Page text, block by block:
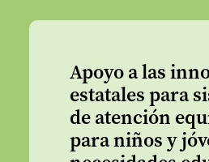
Apoyo a las
estatales para
de atención
para niños y